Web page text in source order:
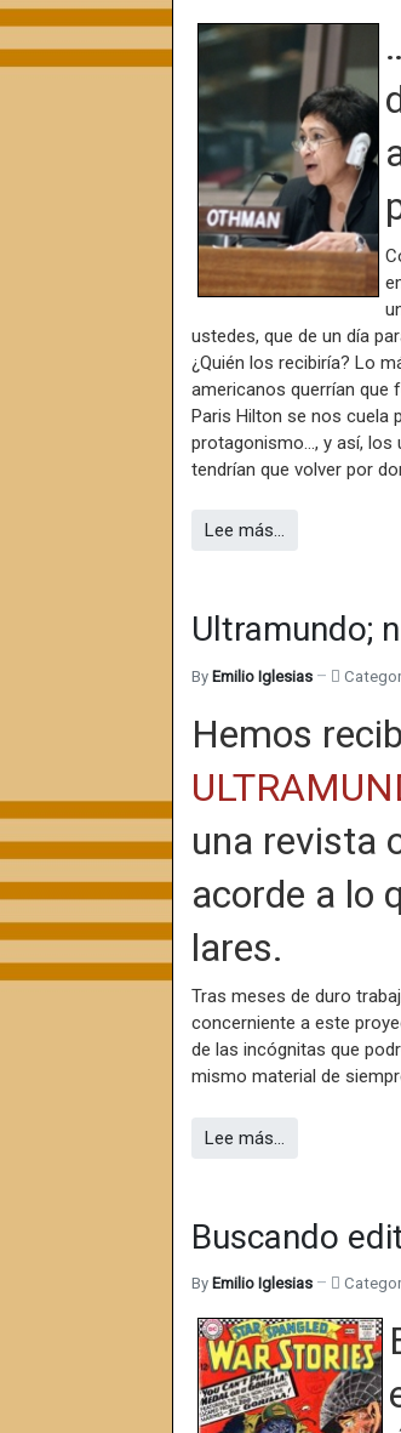
ustedes, que de un día
¿Quién los recibiría? Lo
americanos querrían que
Paris Hilton se nos cuela
protagonismo…, y así, los
tendrían que volver por
Lee más…
Ultramundo;
By Emilio Iglesias
Hemos
una revista
acorde a lo
lares.
Tras meses de duro
concerniente a este
de las incógnitas que
mismo material de
Lee más…
Buscando
By Emilio Iglesias